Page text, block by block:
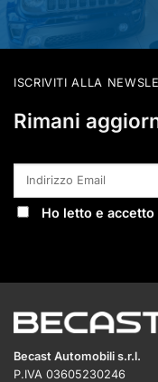
ISCRIVITI ALLA
Rimani
Ho letto e accetto
Becast Automobili s.r.l.
P.IVA 03605230246